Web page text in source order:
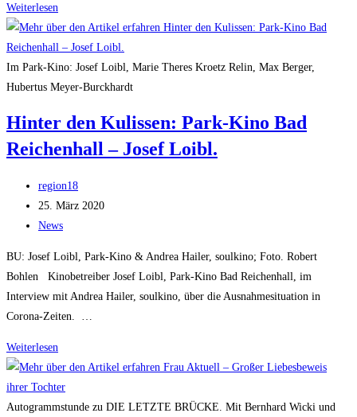
Weiterlesen
den
Kulissen
#
2:
Kino
Prien
Martina
&
Mike
Im Park-Kino: Josef Loibl, Marie Theres Kroetz Relin, Max Berger,
Hubertus Meyer-Burckhardt
Hinter den Kulissen: Park-Kino Bad
Reichenhall – Josef Loibl.
Beitrags-
Autor:
region18
Beitrag
veröffentlicht:
25. März 2020
Beitrags-
News
BU: Josef Loibl, Park-Kino & Andrea Hailer, soulkino; Foto. Robert
Bohlen Kinobetreiber Josef Loibl, Park-Kino Bad Reichenhall, im
Interview mit Andrea Hailer, soulkino, über die Ausnahmesituation in
Corona-Zeiten. …
Weiterlesen
den
Kulissen:
Park-
Autogrammstunde zu DIE LETZTE BRÜCKE. Mit Bernhard Wicki und